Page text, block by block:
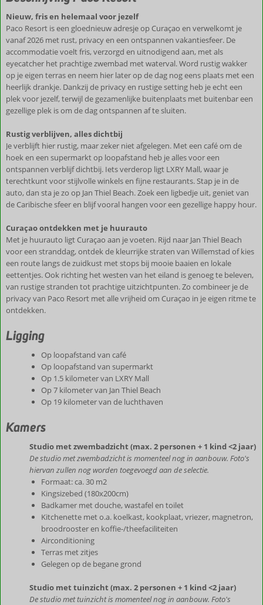
Nieuw, fris en helemaal voor jezelf
Paco Resort is een gloednieuw adresje op Curaçao en verwelkomt je
vanaf 2026 met rust, privacy en een ontspannen vakantiesfeer. De
accommodatie voelt fris, verzorgd en uitnodigend aan, met als
eyecatcher het prachtige zwembad met waterval. Word rustig wakker
op je eigen terras en neem hier later op de dag nog eens plaats met een
heerlijk drankje. Dankzij de privacy en rustige setting heb je echt een
plek voor jezelf, terwijl de gezamenlijke buitenplaats met buitenbar een
gezellige plek is om de dag ontspannen af te sluiten.
Rustig verblijven, alles dichtbij
Je verblijft hier rustig, maar zeker niet afgelegen. Met een café om de
hoek en een supermarkt op loopafstand heb je alles voor een
ontspannen verblijf dichtbij. Iets verderop ligt LXRY Mall, waar je
terechtkunt voor stijlvolle winkels en fijne restaurants. Stap je in de
auto, dan sta je zo op Jan Thiel Beach. Zoek een ligbedje uit, geniet van
de Caribische sfeer en blijf vooral hangen voor een gezellige happy hour.
Curaçao ontdekken met je huurauto
Met je huurauto ligt Curaçao aan je voeten. Rijd naar Jan Thiel Beach
voor een stranddag, ontdek de kleurrijke straten van Willemstad of kies
een route langs de zuidkust met stops bij mooie baaien en lokale
eettentjes. Ook richting het westen van het eiland is genoeg te beleven,
van rustige stranden tot prachtige uitzichtpunten. Zo combineer je de
privacy van Paco Resort met alle vrijheid om Curaçao in je eigen ritme te
ontdekken.
Ligging
Op loopafstand van café
Op loopafstand van supermarkt
Op 1.5 kilometer van LXRY Mall
Op 7 kilometer van Jan Thiel Beach
Op 19 kilometer van de luchthaven
Kamers
Studio met zwembadzicht (max. 2 personen + 1 kind <2 jaar)
De studio met zwembadzicht is momenteel nog in aanbouw. Foto's
hiervan zullen nog worden toegevoegd aan de selectie.
Formaat: ca. 30 m2
Kingsizebed (180x200cm)
Badkamer met douche, wastafel en toilet
Kitchenette met o.a. koelkast, kookplaat, vriezer, magnetron,
broodrooster en koffie-/theefaciliteiten
Airconditioning
Terras met zitjes
Gelegen op de begane grond
Studio met tuinzicht (max. 2 personen + 1 kind <2 jaar)
De studio met tuinzicht is momenteel nog in aanbouw. Foto's